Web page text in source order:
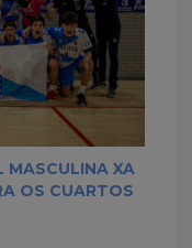
MASCULINA XA
OS CUARTOS